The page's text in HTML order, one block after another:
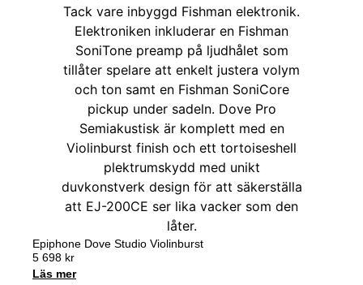
Epiphone Dove Studio Violinburst
5 698 kr
Läs mer